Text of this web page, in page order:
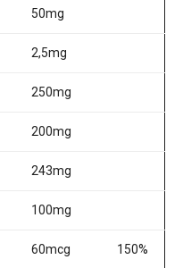
50mg
2,5mg
250mg
200mg
243mg
100mg
60mcg 150%